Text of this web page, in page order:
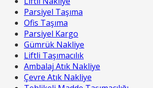
Parsiyel Taşıma
Ofis Taşıma
Parsiyel Kargo
Gümrük Nakliye
Liftli Taşımacılık
Ambalaj Atık Nakliye
Çevre Atık Nakliye